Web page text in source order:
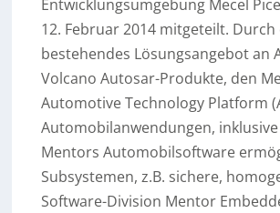
Entwicklungsumgebung Mecel
12. Februar 2014 mitgeteilt.
bestehendes Lösungsangebot
Volcano Autosar-Produkte, den
Automotive Technology Platform
Automobilanwendungen,
Mentors Automobilsoftware
Subsystemen, z.B. sichere,
Software-Division Mentor